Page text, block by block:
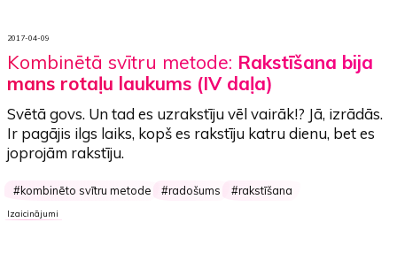
2017-04-09
Kombinētā svītru metode: Rakstīšana bija
mans rotaļu laukums (IV daļa)
Svētā govs. Un tad es uzrakstīju vēl vairāk!? Jā, izrādās.
Ir pagājis ilgs laiks, kopš es rakstīju katru dienu, bet es
joprojām rakstīju.
kombinēto svītru metode radošums rakstīšana
Izaicinājumi